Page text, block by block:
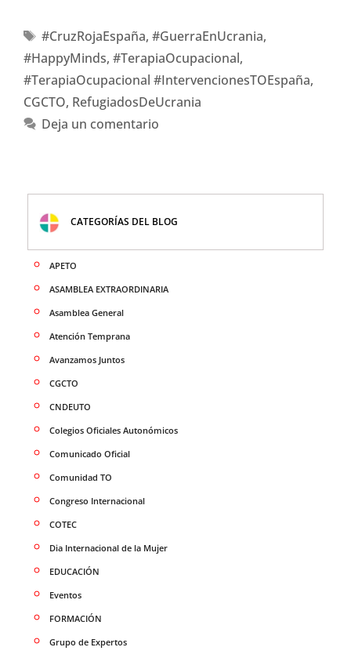
#CruzRojaEspaña, #GuerraEnUcrania,
#HappyMinds, #TerapiaOcupacional,
#TerapiaOcupacional #IntervencionesTOEspaña,
CGCTO, RefugiadosDeUcrania
Deja un comentario
CATEGORÍAS DEL BLOG
APETO
ASAMBLEA EXTRAORDINARIA
Asamblea General
Atención Temprana
Avanzamos Juntos
CGCTO
CNDEUTO
Colegios Oficiales Autonómicos
Comunicado Oficial
Comunidad TO
Congreso Internacional
COTEC
Dia Internacional de la Mujer
EDUCACIÓN
Eventos
FORMACIÓN
Grupo de Expertos